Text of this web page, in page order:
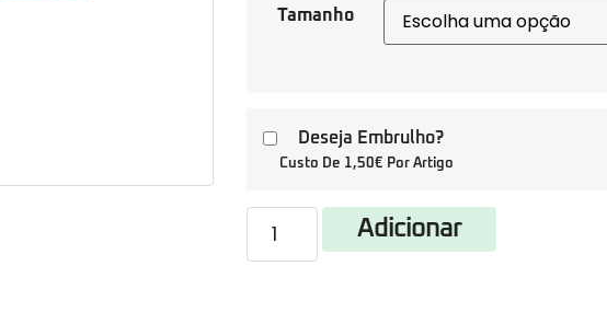
Tamanho
Deseja Embrulho?
Custo De 1,50€ Por Artigo
Adicionar